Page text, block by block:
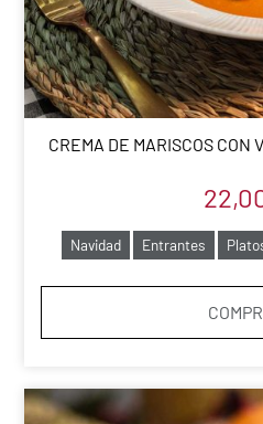
CREMA DE MARISCOS CON
Navidad Entrantes